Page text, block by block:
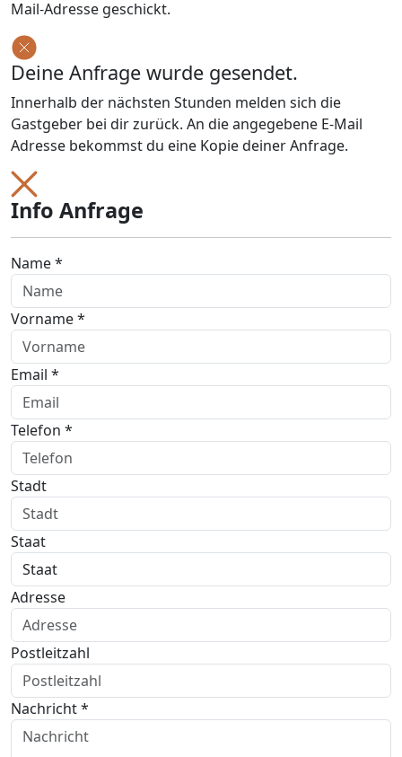
Mail-Adresse geschickt.
Deine Anfrage wurde gesendet.
Innerhalb der nächsten Stunden melden sich die
Gastgeber bei dir zurück. An die angegebene E-Mail
Adresse bekommst du eine Kopie deiner Anfrage.
Info Anfrage
Name *
Vorname *
Email *
Telefon *
Stadt
Staat
Adresse
Postleitzahl
Nachricht *